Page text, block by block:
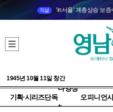
직설 ‘in서울’ 계층상승 보
1945년 10월 11일 창간
기획·시리즈단독
다양성
+
오피니언